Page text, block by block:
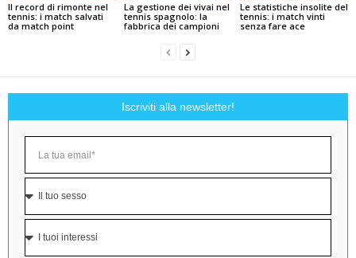
Il record di rimonte nel
tennis: i match salvati
da match point
La gestione dei vivai nel
tennis spagnolo: la
fabbrica dei campioni
Le statistiche insolite del
tennis: i match vinti
senza fare ace
Iscriviti alla newsletter!